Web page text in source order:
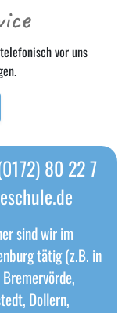
vor uns
80 22 7
sind wir im
tätig (z.B. in
Dollern,